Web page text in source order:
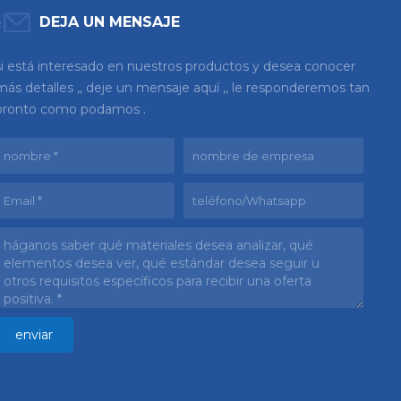
DEJA UN MENSAJE
está interesado en nuestros productos y desea conocer
detalles ,, deje un mensaje aquí ,, le responderemos tan
como podamos .